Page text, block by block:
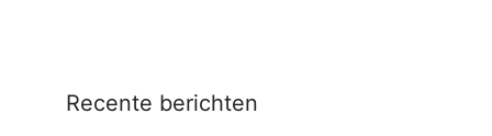
Recente berichten